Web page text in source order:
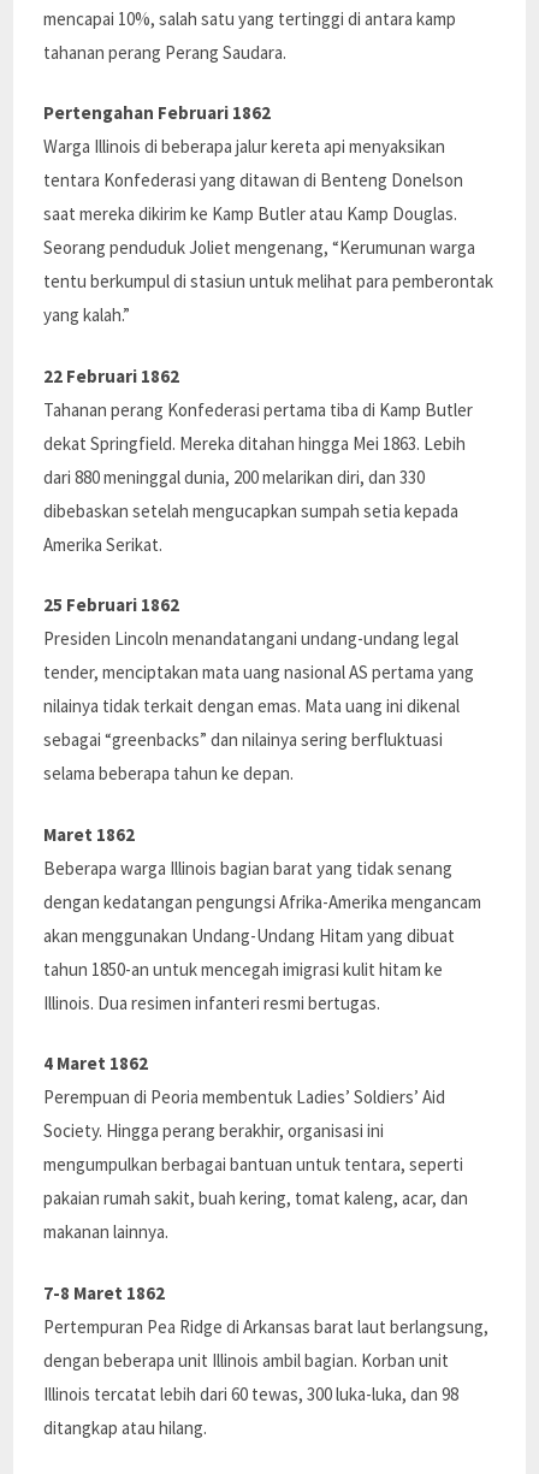
mencapai 10%, salah satu yang tertinggi di antara kamp
tahanan perang Perang Saudara.
Pertengahan Februari 1862
Warga Illinois di beberapa jalur kereta api menyaksikan
tentara Konfederasi yang ditawan di Benteng Donelson
saat mereka dikirim ke Kamp Butler atau Kamp Douglas.
Seorang penduduk Joliet mengenang, “Kerumunan warga
tentu berkumpul di stasiun untuk melihat para pemberontak
yang kalah.”
22 Februari 1862
Tahanan perang Konfederasi pertama tiba di Kamp Butler
dekat Springfield. Mereka ditahan hingga Mei 1863. Lebih
dari 880 meninggal dunia, 200 melarikan diri, dan 330
dibebaskan setelah mengucapkan sumpah setia kepada
Amerika Serikat.
25 Februari 1862
Presiden Lincoln menandatangani undang-undang legal
tender, menciptakan mata uang nasional AS pertama yang
nilainya tidak terkait dengan emas. Mata uang ini dikenal
sebagai “greenbacks” dan nilainya sering berfluktuasi
selama beberapa tahun ke depan.
Maret 1862
Beberapa warga Illinois bagian barat yang tidak senang
dengan kedatangan pengungsi Afrika-Amerika mengancam
akan menggunakan Undang-Undang Hitam yang dibuat
tahun 1850-an untuk mencegah imigrasi kulit hitam ke
Illinois. Dua resimen infanteri resmi bertugas.
4 Maret 1862
Perempuan di Peoria membentuk Ladies’ Soldiers’ Aid
Society. Hingga perang berakhir, organisasi ini
mengumpulkan berbagai bantuan untuk tentara, seperti
pakaian rumah sakit, buah kering, tomat kaleng, acar, dan
makanan lainnya.
7-8 Maret 1862
Pertempuran Pea Ridge di Arkansas barat laut berlangsung,
dengan beberapa unit Illinois ambil bagian. Korban unit
Illinois tercatat lebih dari 60 tewas, 300 luka-luka, dan 98
ditangkap atau hilang.